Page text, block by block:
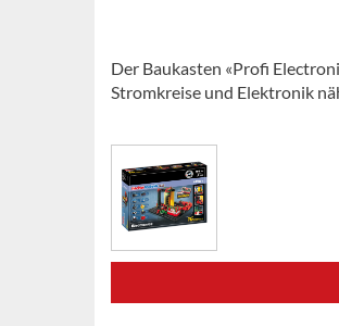
Der Baukasten «Profi
Stromkreise und Elektronik